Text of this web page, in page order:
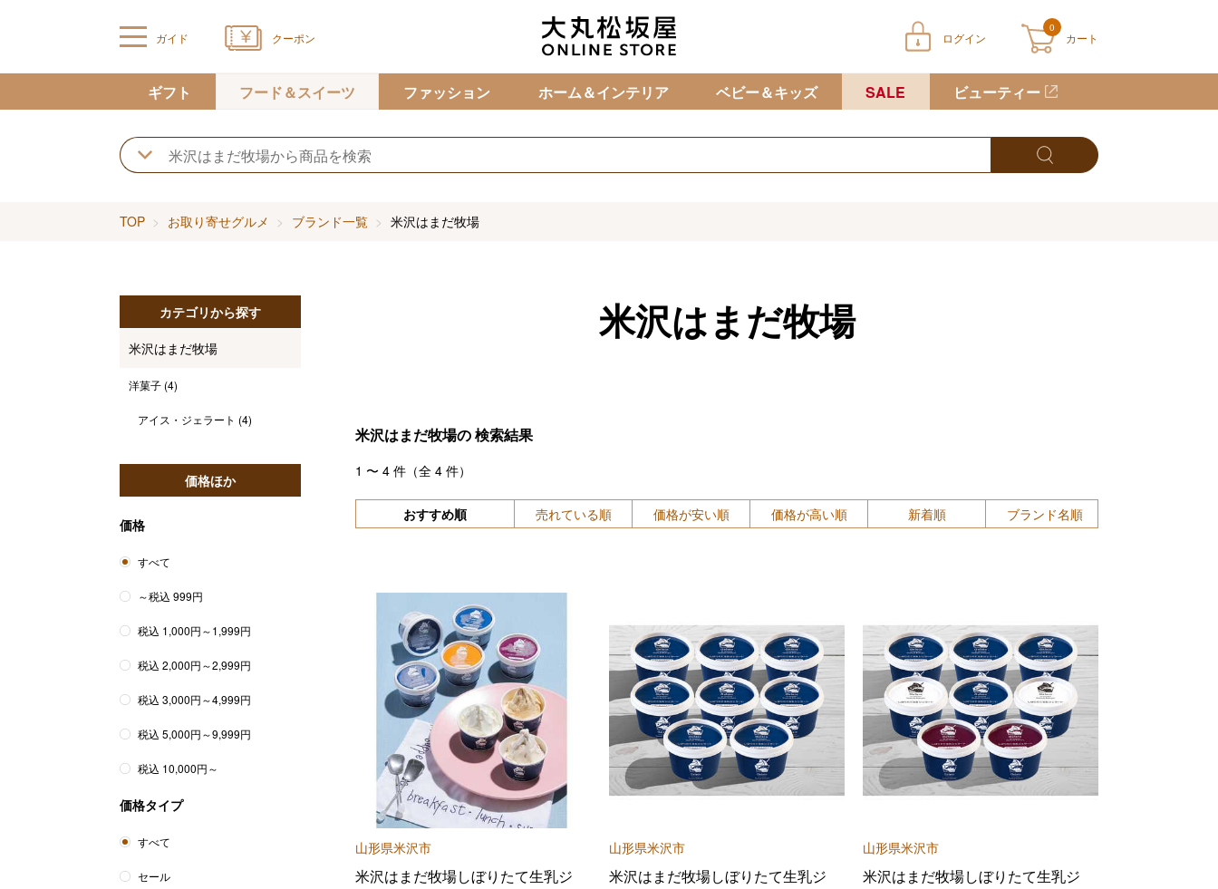
ガイド クーポン ログイン
0
カート
カートに商品が入っていません
ギフト フード＆スイーツ ファッション ホーム＆インテリア ベビー＆キッズ SALE ビューティー
TOP お取り寄せグルメ ブランド一覧 米沢はまだ牧場
米沢はまだ牧場
米沢はまだ牧場の検索結果
1 〜 4 件（全 4 件）
おすすめ順 売れている順 価格が安い順 価格が高い順 新着順 ブランド名順
山形県米沢市
米沢はまだ牧場しぼりたて生乳ジ
山形県米沢市
米沢はまだ牧場しぼりたて生乳ジ
山形県米沢市
米沢はまだ牧場しぼりたて生乳ジ
カテゴリから探す
米沢はまだ牧場
洋菓子 (4)
アイス・ジェラート (4)
価格ほか
価格
すべて
～税込 999円
税込 1,000円～1,999円
税込 2,000円～2,999円
税込 3,000円～4,999円
税込 5,000円～9,999円
税込 10,000円～
価格タイプ
すべて
セール